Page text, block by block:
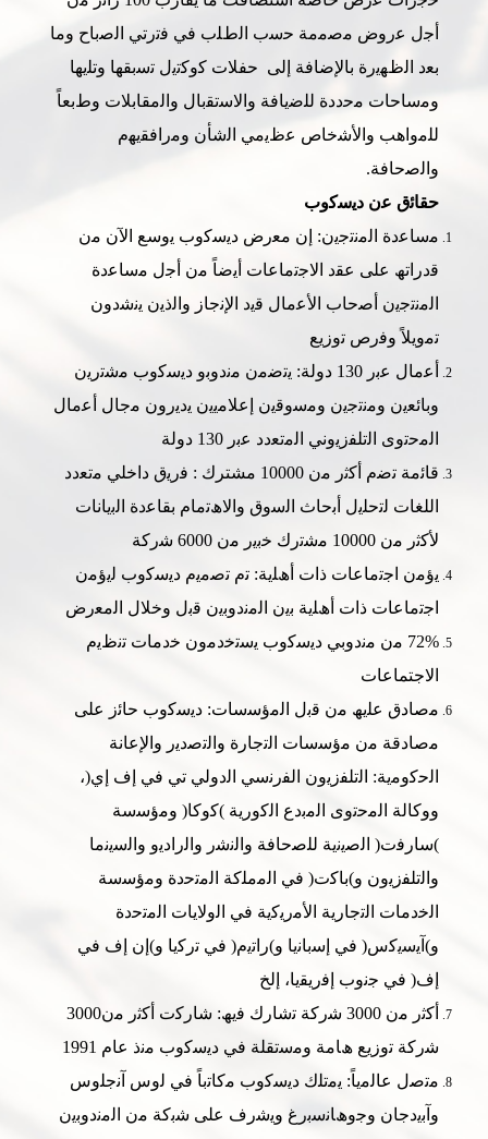
أﺟل ﻋروض ﻣﺻﻣﻣﺔ ﺣﺳب اﻟطﻠب ﻓﻲ ﻓﺗرﺗﻲ اﻟﺻﺑﺎح وﻣﺎ
ﺑﻌد اﻟظﮭﯾرة ﺑﺎﻹﺿﺎﻓﺔ إﻟﻰ ﺣﻔﻼت ﻛوﻛﺗﯾل ﺗﺳﺑﻘﮭﺎ وﺗﻠﯾﮭﺎ
وﻣﺳﺎﺣﺎت ﻣﺣددة ﻟﻠﺿﯾﺎﻓﺔ واﻻﺳﺗﻘﺑﺎل واﻟﻣﻘﺎﺑﻼت وطﺑﻌﺎً
ﻟﻠﻣواھب واﻷﺷﺧﺎص ﻋظﯾﻣﻲ اﻟﺷﺄن وﻣراﻓﻘﯾﮭم
واﻟﺻﺣﺎﻓﺔ.
ﺣﻘﺎﺋق ﻋن دﯾﺳﻛوب
ﻣﺳﺎﻋدة اﻟﻣﻧﺗﺟﯾن: إن ﻣﻌرض دﯾﺳﻛوب ﯾوﺳﻊ اﻵن ﻣن
ﻗدراﺗﮫ ﻋﻠﻰ ﻋﻘد اﻻﺟﺗﻣﺎﻋﺎت أﯾﺿﺎً ﻣن أﺟل ﻣﺳﺎﻋدة
اﻟﻣﻧﺗﺟﯾن أﺻﺣﺎب اﻷﻋﻣﺎل ﻗﯾد اﻹﻧﺟﺎز واﻟذﯾن ﯾﻧﺷدون
ﺗﻣوﯾﻼً وﻓرص ﺗوزﯾﻊ
أﻋﻣﺎل ﻋﺑر 130 دوﻟﺔ: ﯾﺗﺿﻣن ﻣﻧدوﺑو دﯾﺳﻛوب ﻣﺷﺗرﯾن
وﺑﺎﺋﻌﯾن وﻣﻧﺗﺟﯾن وﻣﺳوﻗﯾن إﻋﻼﻣﯾﯾن ﯾدﯾرون ﻣﺟﺎل أﻋﻣﺎل
اﻟﻣﺣﺗوى اﻟﺗﻠﻔزﯾوﻧﻲ اﻟﻣﺗﻌدد ﻋﺑر 130 دوﻟﺔ
ﻗﺎﺋﻣﺔ ﺗﺿم أﻛﺛر ﻣن 10000 مشترك : ﻓرﯾق داﺧﻠﻲ ﻣﺗﻌدد
اﻟﻠﻐﺎت ﻟﺗﺣﻠﯾل أﺑﺣﺎث اﻟﺳوق واﻻھﺗﻣﺎم ﺑﻘﺎﻋدة اﻟﺑﯾﺎﻧﺎت
ﻷﻛﺛر ﻣن 10000 ﻣﺷﺗرك ﺧﺑﯾر ﻣن 6000 ﺷرﻛﺔ
ﯾؤﻣن اﺟﺗﻣﺎﻋﺎت ذات أھﻠﯾﺔ: ﺗم ﺗﺻﻣﯾم دﯾﺳﻛوب ﻟﯾؤﻣن
اﺟﺗﻣﺎﻋﺎت ذات أھﻠﯾﺔ ﺑﯾن اﻟﻣﻧدوﺑﯾن ﻗﺑل وﺧﻼل اﻟﻣﻌرض
72% ﻣن ﻣﻧدوﺑﻲ دﯾﺳﻛوب ﯾﺳﺗﺧدﻣون ﺧدﻣﺎت ﺗﻧظﯾم
الاجتماعات
ﻣﺻﺎدق ﻋﻠﯾﮫ ﻣن ﻗﺑل اﻟﻣؤﺳﺳﺎت: دﯾﺳﻛوب ﺣﺎﺋز ﻋﻠﻰ
ﻣﺻﺎدﻗﺔ ﻣن ﻣؤﺳﺳﺎت اﻟﺗﺟﺎرة واﻟﺗﺻدﯾر واﻹﻋﺎﻧﺔ
اﻟﺣﻛوﻣﯾﺔ: اﻟﺗﻠﻔزﯾون اﻟﻔرﻧﺳﻲ اﻟدوﻟﻲ ﺗﻲ ﻓﻲ إف إي(،
ووﻛﺎﻟﺔ اﻟﻣﺣﺗوى اﻟﻣﺑدع اﻟﻛورﯾﺔ )ﻛوﻛﺎ( وﻣؤﺳﺳﺔ
)ﺳﺎرﻓت( اﻟﺻﯾﻧﯾﺔ ﻟﻠﺻﺣﺎﻓﺔ واﻟﻧﺷر واﻟرادﯾو واﻟﺳﯾﻧﻣﺎ
واﻟﺗﻠﻔزﯾون و)ﺑﺎﻛت( ﻓﻲ اﻟﻣﻣﻠﻛﺔ اﻟﻣﺗﺣدة وﻣؤﺳﺳﺔ
اﻟﺧدﻣﺎت اﻟﺗﺟﺎرﯾﺔ اﻷﻣرﯾﻛﯾﺔ ﻓﻲ اﻟوﻻﯾﺎت اﻟﻣﺗﺣدة
و)آﯾﺳﯾﻛس( ﻓﻲ إﺳﺑﺎﻧﯾﺎ و)راﺗﯾم( ﻓﻲ ﺗرﻛﯾﺎ و)إن إف ﻓﻲ
إف( ﻓﻲ ﺟﻧوب إﻓرﯾﻘﯾﺎ، إﻟﺦ
أﻛﺛر ﻣن 3000 ﺷرﻛﺔ ﺗﺷﺎرك ﻓﯾﮫ: ﺷﺎرﻛت أﻛﺛر ﻣن3000
ﺷرﻛﺔ ﺗوزﯾﻊ ھﺎﻣﺔ وﻣﺳﺗﻘﻠﺔ ﻓﻲ دﯾﺳﻛوب ﻣﻧذ ﻋﺎم 1991
ﻣﺗﺻل ﻋﺎﻟﻣﯾﺎً: ﯾﻣﺗﻠك دﯾﺳﻛوب ﻣﻛﺎﺗﺑﺎً ﻓﻲ ﻟوس آﻧﺟﻠوس
وآﺑﯾدﺟﺎن وﺟوھﺎﻧﺳﺑرغ وﯾﺷرف ﻋﻠﻰ ﺷﺑﻛﺔ ﻣن اﻟﻣﻧدوﺑﯾن